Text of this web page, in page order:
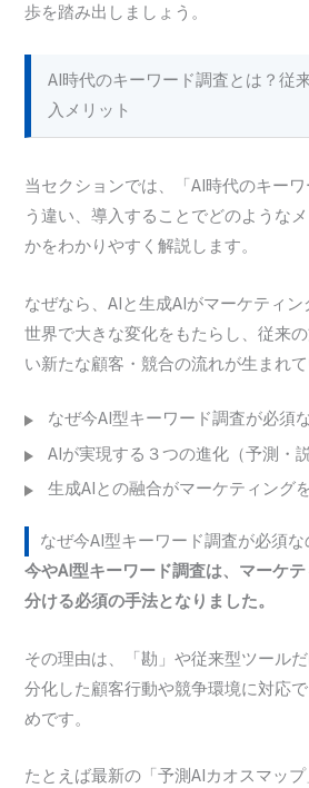
歩を踏み出しましょう。
AI時代のキーワード調査とは？従
入メリット
当セクションでは、「AI時代のキー
う違い、導入することでどのような
かをわかりやすく解説します。
なぜなら、AIと生成AIがマーケティ
世界で大きな変化をもたらし、従来
い新たな顧客・競合の流れが生まれて
なぜ今AI型キーワード調査が必須
AIが実現する３つの進化（予測・
生成AIとの融合がマーケティング
なぜ今AI型キーワード調査が必須な
今やAI型キーワード調査は、マーケ
分ける必須の手法となりました。
その理由は、「勘」や従来型ツール
分化した顧客行動や競争環境に対応
めです。
たとえば最新の「予測AIカオスマッ